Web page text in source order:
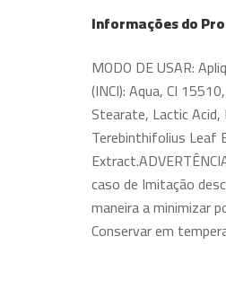
Informações do
MODO DE USAR:
(INCI): Aqua, CI
Stearate, Lactic
Terebinthifolius Leaf
caso de Imitação
maneira a minimizar
Conservar em